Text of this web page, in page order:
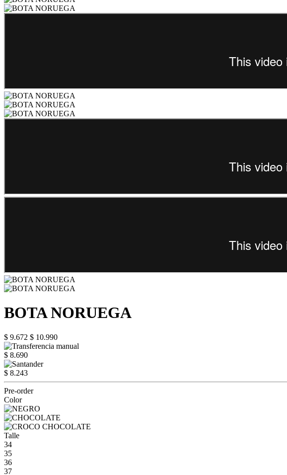
BOTA NORUEGA
$ 9.672 $ 10.990
$ 8.690
$ 8.243
Pre-order
Color
Talle
34
35
36
37